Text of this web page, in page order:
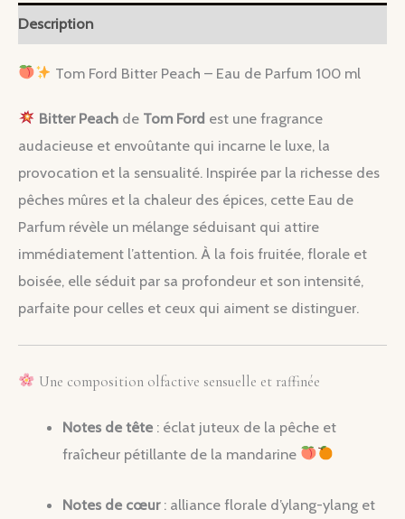
Eau
de
parfum
ml
Description
Tom Ford Bitter Peach – Eau de Parfum 100 ml
Bitter Peachde Tom Ford est une fragrance
audacieuse et envoûtante qui incarne le luxe, la
provocation et la sensualité. Inspirée par la richesse des
pêches mûres et la chaleur des épices, cette Eau de
Parfum révèle un mélange séduisant qui attire
immédiatement l’attention. À la fois fruitée, florale et
boisée, elle séduit par sa profondeur et son intensité,
parfaite pour celles et ceux qui aiment se distinguer.
Une composition olfactive sensuelle et raffinée
Notes de tête : éclat juteux de la pêche et
fraîcheur pétillante de la mandarine
Notes de cœur: alliance florale d’ylang-ylang et